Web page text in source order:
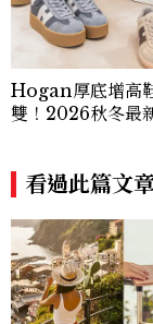
Hogan厚底增高
雙！2026秋冬最
看過此篇文